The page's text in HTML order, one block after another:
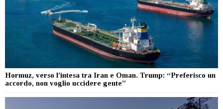
Hormuz, verso l’intesa tra Iran e Oman. Trump: “Preferisco un
accordo, non voglio uccidere gente”